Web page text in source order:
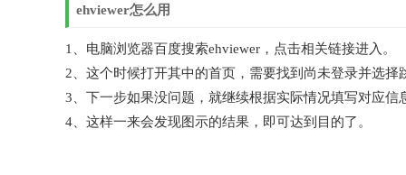
ehviewer怎么用
1、电脑浏览器百度搜索ehviewer，点击相关链接进入。
2、这个时候打开其中的首页，需要找到尚未登录并选择
3、下一步如果没问题，就继续根据实际情况填写对应信
4、这样一来会发现图示的结果，即可达到目的了。